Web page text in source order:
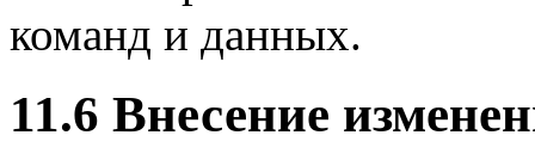
команд и данных.
11.6 Внесение